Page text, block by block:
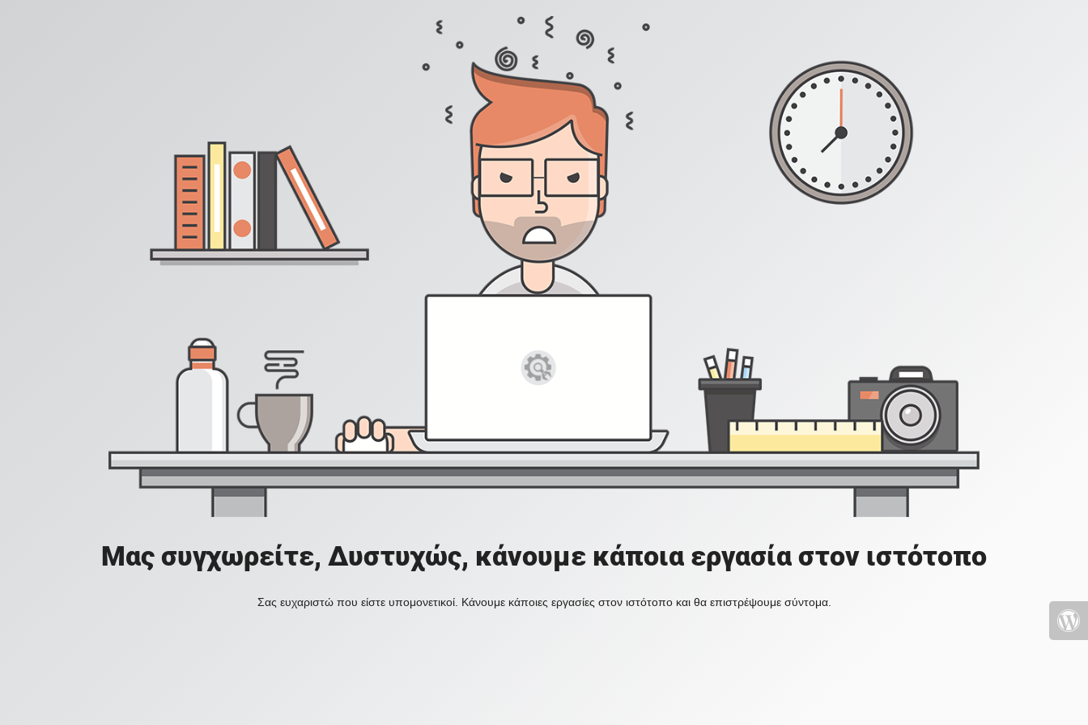
Μας συγχωρείτε, Δυστυχώς, κάνουμε κάποια εργασία στον ιστότοπο
Σας ευχαριστώ που είστε υπομονετικοί. Κάνουμε κάποιες εργασίες στον ιστότοπο και θα επιστρέψουμε σύντομα.